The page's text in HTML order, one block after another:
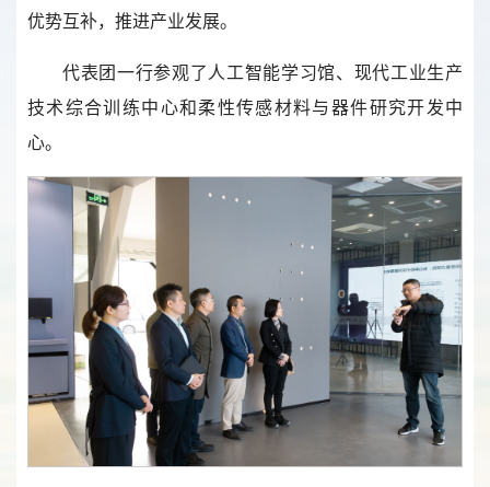
优势互补，推进产业发展。
代表团一行参观了人工智能学习馆、现代工业生产
技术综合训练中心和柔性传感材料与器件研究开发中
心。